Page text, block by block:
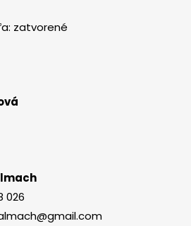
zatvorené
026